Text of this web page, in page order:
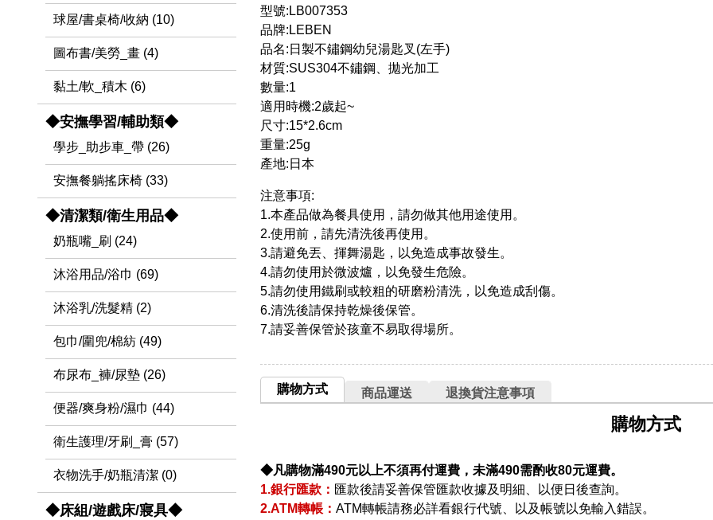
型號:LB007353
品牌:LEBEN
品名:日製不鏽鋼幼兒湯匙叉(左手)
材質:SUS304不鏽鋼、拋光加工
數量:1
適用時機:2歲起~
尺寸:15*2.6cm
重量:25g
產地:日本
注意事項:
1.本產品做為餐具使用，請勿做其他用途使用。
2.使用前，請先清洗後再使用。
3.請避免丟、揮舞湯匙，以免造成事故發生。
4.請勿使用於微波爐，以免發生危險。
5.請勿使用鐵刷或較粗的研磨粉清洗，以免造成刮傷。
6.清洗後請保持乾燥後保管。
7.請妥善保管於孩童不易取得場所。
購物方式 商品運送 退換貨注意事項
購物方式
◆凡購物滿490元以上不須再付運費，未滿490需酌收80元運費。
1.銀行匯款： 匯款後請妥善保管匯款收據及明細、以便日後查詢。
2.ATM轉帳： ATM轉帳請務必詳看銀行代號、以及帳號以免輸入錯誤。
球屋/書桌椅/收納 (10)
圖布書/美勞_畫 (4)
黏土/軟_積木 (6)
◆安撫學習/輔助類◆
學步_助步車_帶 (26)
安撫餐躺搖床椅 (33)
◆清潔類/衛生用品◆
奶瓶嘴_刷 (24)
沐浴用品/浴巾 (69)
沐浴乳/洗髮精 (2)
包巾/圍兜/棉紡 (49)
布尿布_褲/尿墊 (26)
便器/爽身粉/濕巾 (44)
衛生護理/牙刷_膏 (57)
衣物洗手/奶瓶清潔 (0)
◆床組/遊戲床/寢具◆